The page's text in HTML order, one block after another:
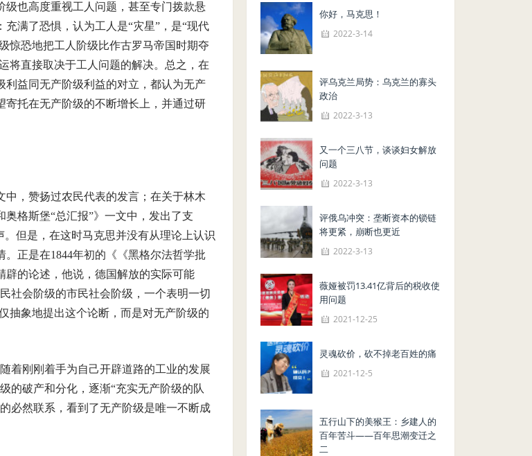
也高度重视工人问题，甚至专门拨款悬
满了恐惧，认为工人是“灾星”，是“现代
惊恐地把工人阶级比作古罗马帝国时期夺
将直接取决于工人问题的解决。总之，在
益同无产阶级利益的对立，都认为无产
寄托在无产阶级的不断增长上，并通过研
中，赞扬过农民代表的发言；在关于林木
格斯堡“总汇报”》一文中，发出了支
但是，在这时马克思并没有从理论上认识
正是在1844年初的《《黑格尔法哲学批
辟的论述，他说，德国解放的实际可能
社会阶级的市民社会阶级，一个表明一切
抽象地提出这个论断，而是对无产阶级的
着刚刚着手为自己开辟道路的工业的发展
的破产和分化，逐渐“充实无产阶级的队
必然联系，看到了无产阶级是唯一不断成
你好，马克思！
2022-3-14
评乌克兰局势：乌克兰的寡头
政治
2022-3-13
又一个三八节，谈谈妇女解放
问题
2022-3-13
评俄乌冲突：垄断资本的锁链
将更紧，崩断也更近
2022-3-13
薇娅被罚13.41亿背后的税收使
用问题
2021-12-25
灵魂砍价，砍不掉老百姓的痛
2021-12-5
五行山下的美猴王：乡建人的
百年苦斗——百年思潮变迁之
二